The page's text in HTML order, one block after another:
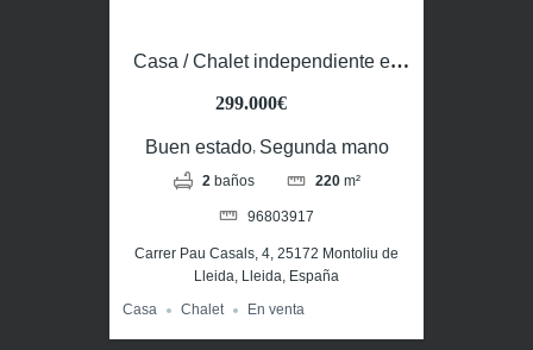
Casa / Chalet independiente en
299.000€
Buen estado, Segunda mano
2 baños 220 m²
96803917
Carrer Pau Casals, 4, 25172 Montoliu de
Lleida, Lleida, España
Casa Chalet En venta